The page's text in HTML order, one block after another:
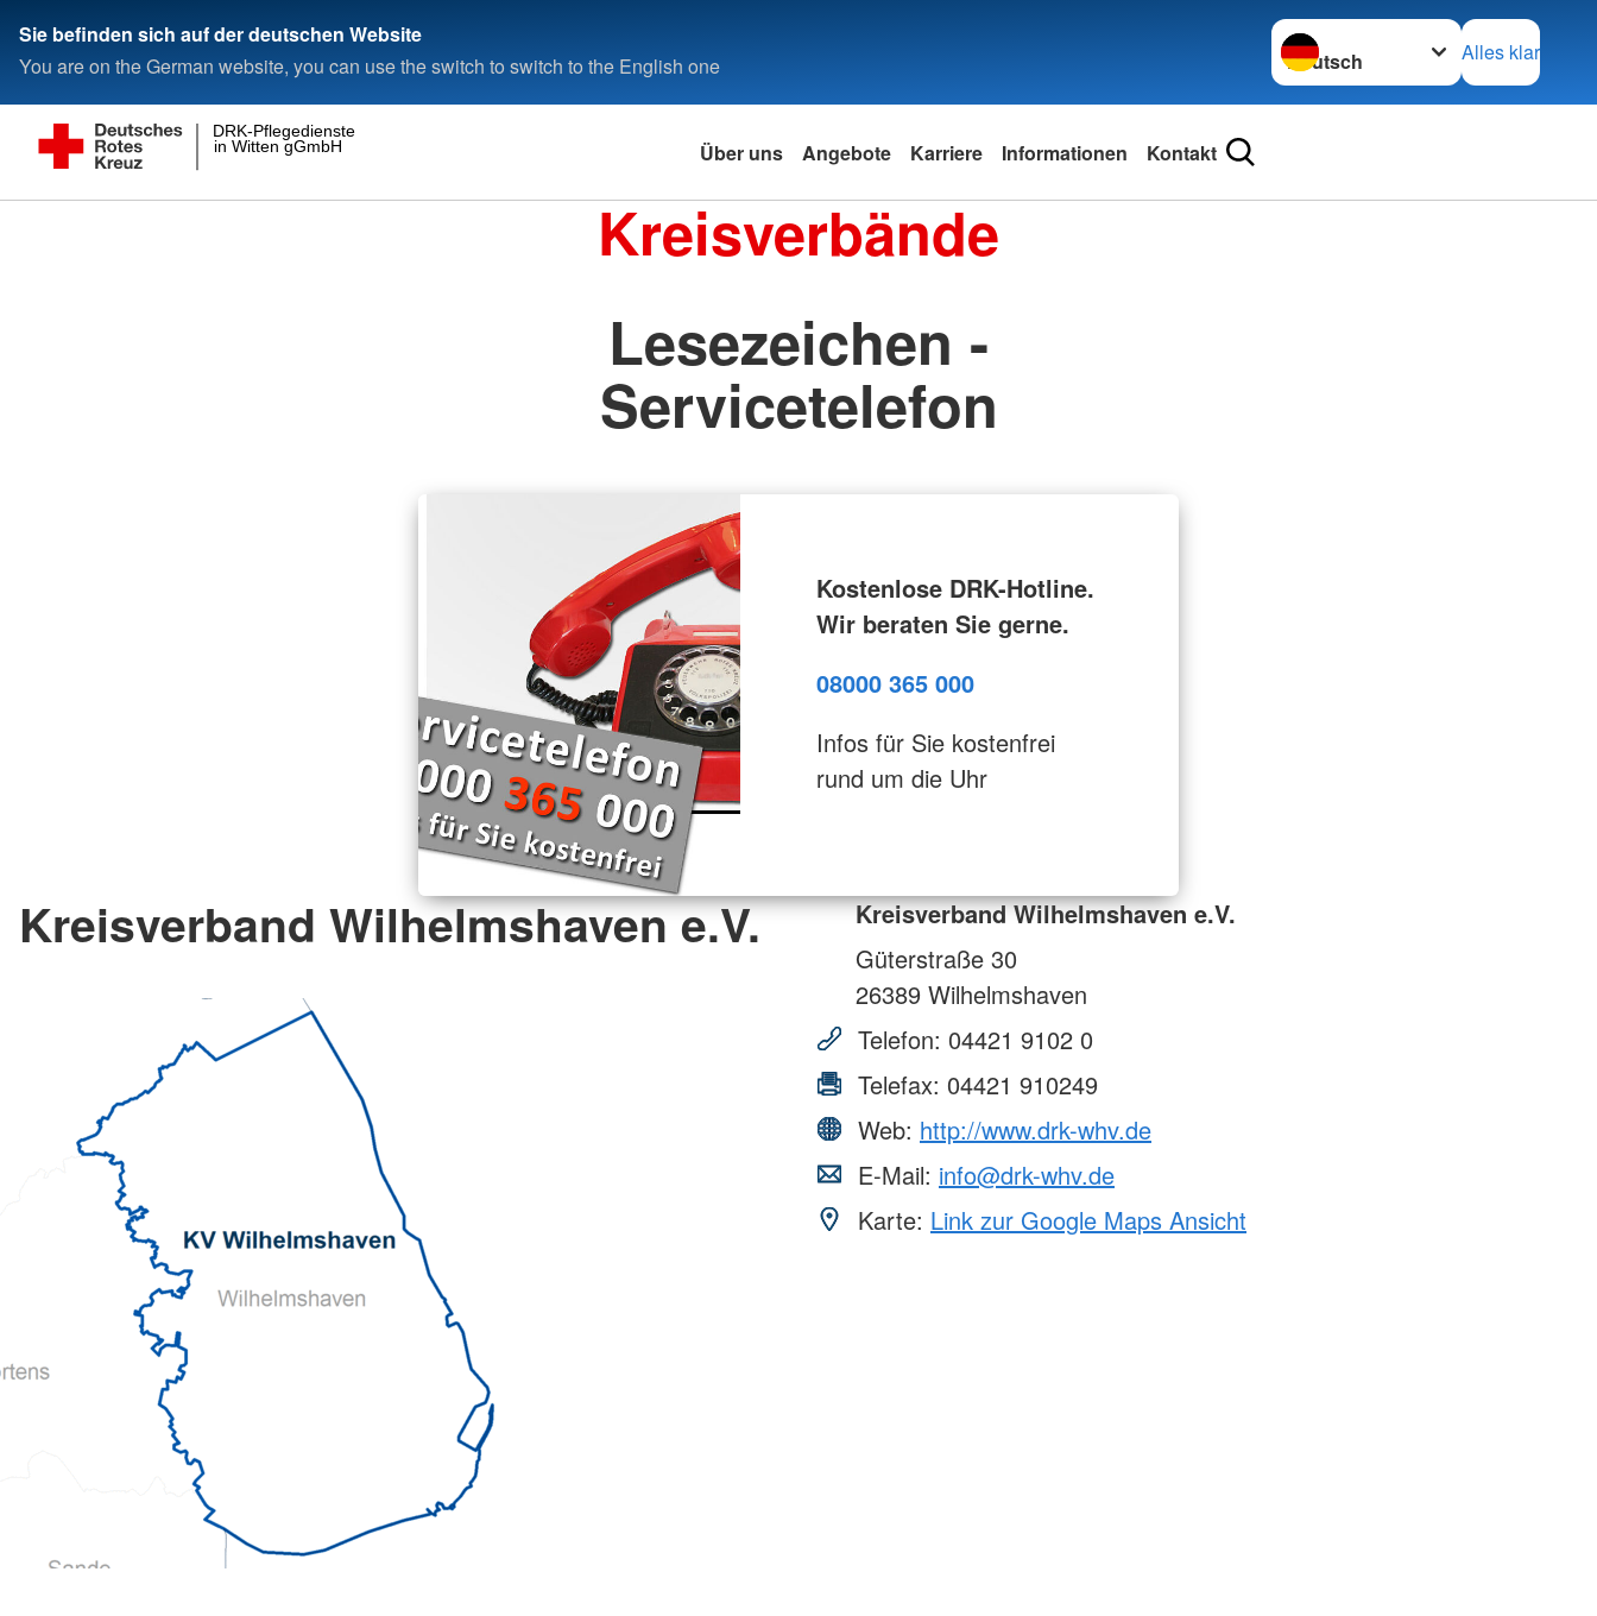
Sie befinden sich auf der deutschen Website
You are on the German website, you can use the switch to switch to the English one
Sprache wechseln zu
Alles klar
in Witten gGmbH
DRK-Pflegedienste
Über uns Angebote Karriere Informationen Kontakt
Kreisverbände
Lesezeichen -
Servicetelefon
Kostenlose DRK-Hotline.
Wir beraten Sie gerne.
08000 365 000
Infos für Sie kostenfrei
rund um die Uhr
Kreisverband Wilhelmshaven e.V.
Kreisverband Wilhelmshaven e.V.
Güterstraße 30
26389 Wilhelmshaven
Telefon: 04421 9102 0
Telefax: 04421 910249
Web: http://www.drk-whv.de
E-Mail: info@drk-whv.de
Karte: Link zur Google Maps Ansicht